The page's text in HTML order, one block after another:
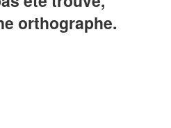
orthographe.